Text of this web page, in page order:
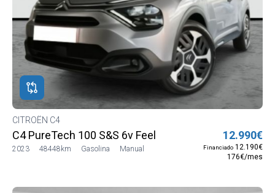
CITROËN C4
C4 PureTech 100 S&S 6v Feel
2023 48448km Gasolina Manual
12.990€
Financiado 12.190€
176€/mes